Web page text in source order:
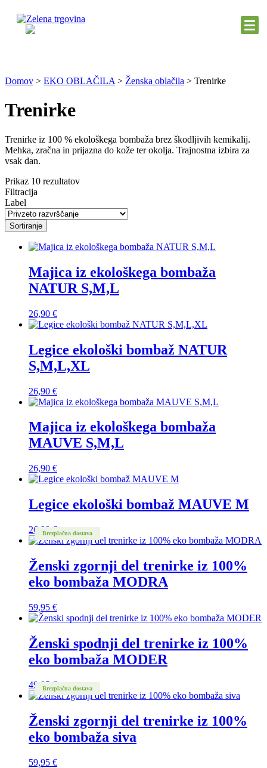
Domov > EKO OBLAČILA > Ženska oblačila > Trenirke
Trenirke
Trenirke iz 100 % ekološkega bombaža brez škodljivih kemikalij.
Mehka, zračna in prijazna do kože ter okolja. Trajnostna izbira za
vsak dan.
Prikaz 10 rezultatov
Filtracija
Label
Sortiranje
Majica iz ekološkega bombaža
NATUR S,M,L
26,90 €
Legice ekološki bombaž NATUR
S,M,L,XL
26,90 €
Majica iz ekološkega bombaža
MAUVE S,M,L
26,90 €
Legice ekološki bombaž MAUVE M
26,90€
Brezplačna dostava
Ženski zgornji del trenirke iz 100%
eko bombaža MODRA
59,95 €
Ženski spodnji del trenirke iz 100%
eko bombaža MODER
49,95€
Brezplačna dostava
Ženski zgornji del trenirke iz 100%
eko bombaža siva
59,95 €